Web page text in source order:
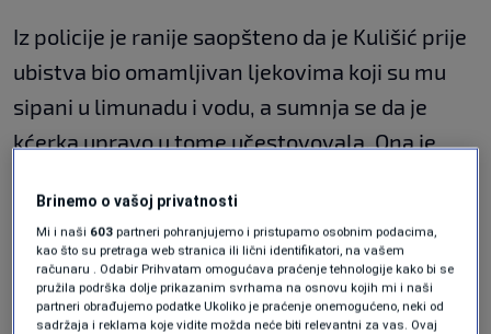
Iz policije je ranije saopšteno da je Kulišić prije
ubistva bio omamljivan ljekovima koji su mu
sipani u limunadu i vodu, a sumnja se da je
kćerka upravo u tome učestovovala. Ona je
pritvor.
"Ona je drobila lijekove u piće oca. To je radila
po instrukcijama majke", navodi izvor blizak
Brinemo o vašoj privatnosti
Mi i naši 603 partneri pohranjujemo i pristupamo osobnim podacima,
kao što su pretraga web stranica ili lični identifikatori, na vašem
računaru . Odabir Prihvatam omogućava praćenje tehnologije kako bi se
pružila podrška dolje prikazanim svrhama na osnovu kojih mi i naši
partneri obrađujemo podatke Ukoliko je praćenje onemogućeno, neki od
sadržaja i reklama koje vidite možda neće biti relevantni za vas. Ovaj